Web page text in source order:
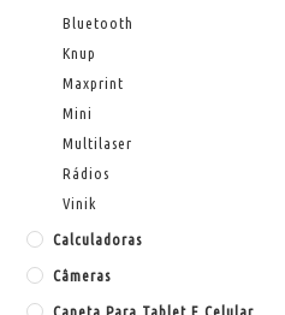
Bluetooth
Knup
Maxprint
Mini
Multilaser
Rádios
Vinik
Calculadoras
Câmeras
Caneta Para Tablet E Celular